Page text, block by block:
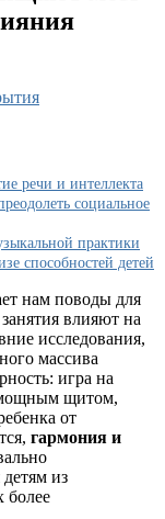
речи и интеллекта
социальное
практики
способностей детей
нам поводы для
влияют на
исследования,
массива
игра на
мощным щитом,
от
гармония и
из
более